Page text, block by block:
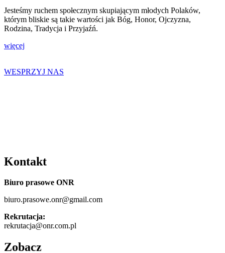
Jesteśmy ruchem społecznym skupiającym młodych Polaków,
którym bliskie są takie wartości jak Bóg, Honor, Ojczyzna,
Rodzina, Tradycja i Przyjaźń.
więcej
WESPRZYJ NAS
Kontakt
Biuro prasowe ONR
biuro.prasowe.onr@gmail.com
Rekrutacja:
rekrutacja@onr.com.pl
Zobacz